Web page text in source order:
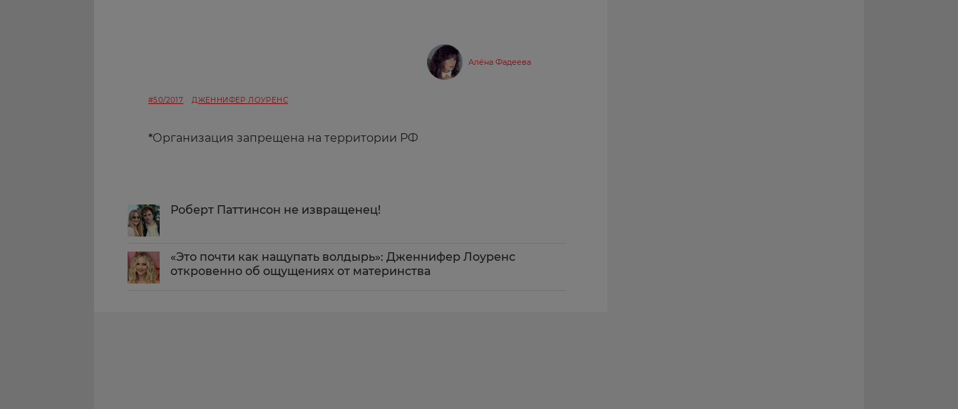
Алёна Фадеева
#50/2017 ДЖЕННИФЕР ЛОУРЕНС
*Организация запрещена на территории РФ
Роберт Паттинсон не извращенец!
«Это почти как нащупать волдырь»: Дженнифер Лоуренс
откровенно об ощущениях от материнства